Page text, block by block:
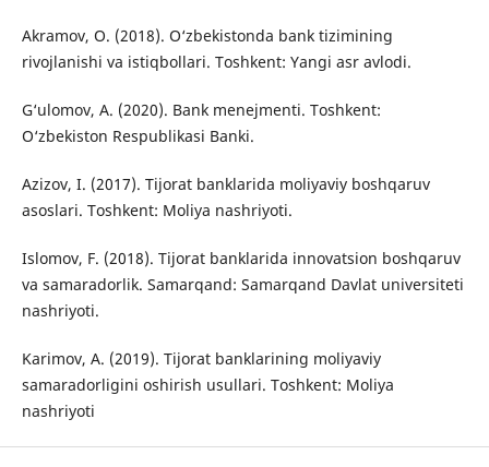
Akramov, O. (2018). O‘zbekistonda bank tizimining
rivojlanishi va istiqbollari. Toshkent: Yangi asr avlodi.
G‘ulomov, A. (2020). Bank menejmenti. Toshkent:
O‘zbekiston Respublikasi Banki.
Azizov, I. (2017). Tijorat banklarida moliyaviy boshqaruv
asoslari. Toshkent: Moliya nashriyoti.
Islomov, F. (2018). Tijorat banklarida innovatsion boshqaruv
va samaradorlik. Samarqand: Samarqand Davlat universiteti
nashriyoti.
Karimov, A. (2019). Tijorat banklarining moliyaviy
samaradorligini oshirish usullari. Toshkent: Moliya
nashriyoti